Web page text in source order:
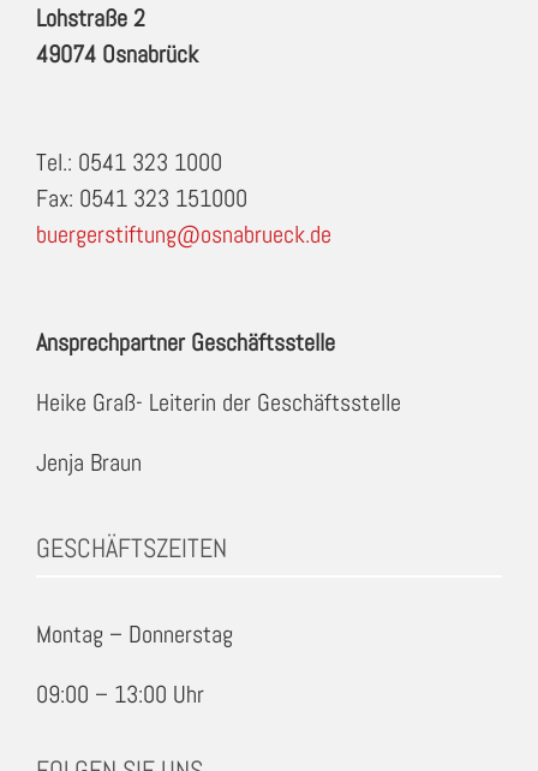
Lohstraße 2
49074 Osnabrück
Tel.: 0541 323 1000
Fax: 0541 323 151000
buergerstiftung@osnabrueck.de
Ansprechpartner Geschäftsstelle
Heike Graß- Leiterin der Geschäftsstelle
Jenja Braun
GESCHÄFTSZEITEN
Montag – Donnerstag
09:00 – 13:00 Uhr